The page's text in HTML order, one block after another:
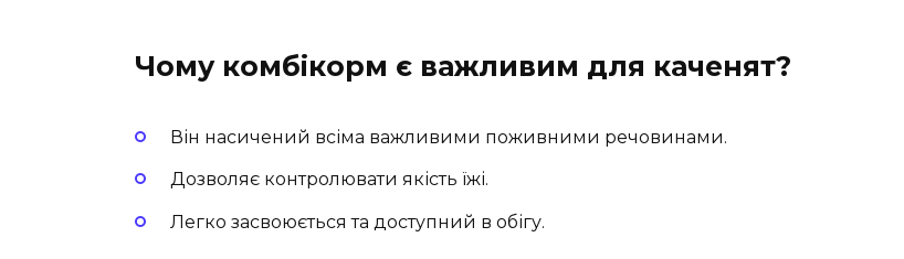
Чому комбікорм є важливим для каченят?
Він насичений всіма важливими поживними речовинами.
Дозволяє контролювати якість їжі.
Легко засвоюється та доступний в обігу.